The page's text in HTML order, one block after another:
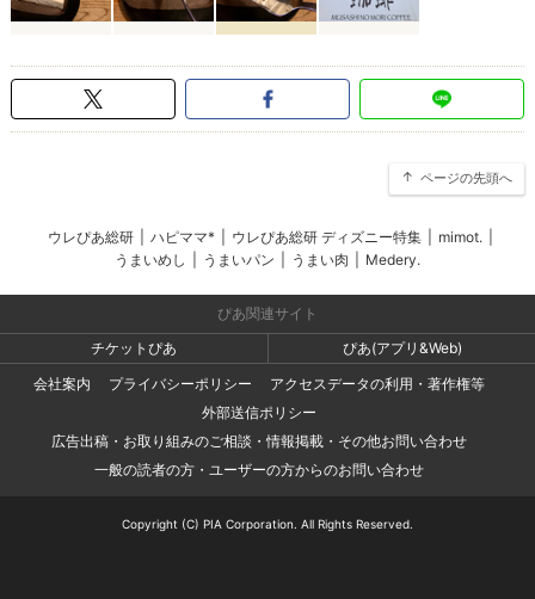
ページの先頭へ
ウレぴあ総研 ハピママ* ウレぴあ総研 ディズニー特集 mimot.
うまいめし
うまいパン うまい肉 Medery.
ぴあ関連サイト
チケットぴあ
ぴあ(アプリ&Web)
会社案内
プライバシーポリシー
アクセスデータの利用・著作権等
外部送信ポリシー
広告出稿・お取り組みのご相談・情報掲載・その他お問い合わせ
一般の読者の方・ユーザーの方からのお問い合わせ
Copyright (C) PIA Corporation. All Rights Reserved.